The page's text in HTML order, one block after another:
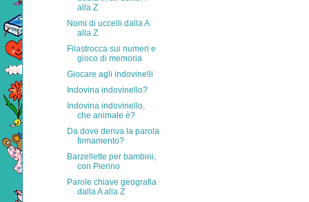
alla Z
Nomi di uccelli dalla A
alla Z
Filastrocca sui numeri e
gioco di memoria
Giocare agli indovinelli
Indovina indovinello?
Indovina indovinello,
che animale è?
Da dove deriva la parola
firmamento?
Barzellette per bambini,
con Pierino
Parole chiave geografia
dalla A alla Z